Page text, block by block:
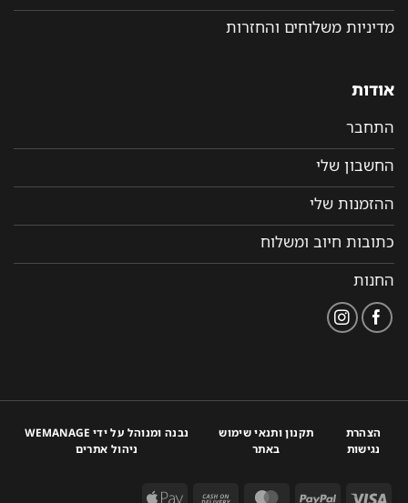
מדיניות משלוחים והחזרות
אודות
התחבר
החשבון שלי
ההזמנות שלי
כתובות חיוב ומשלוח
החנות
הצהרת
נגישות
תקנון ותנאי שימוש
באתר
נבנה ומנוהל על ידי WEMANAGE
ניהול אתרים